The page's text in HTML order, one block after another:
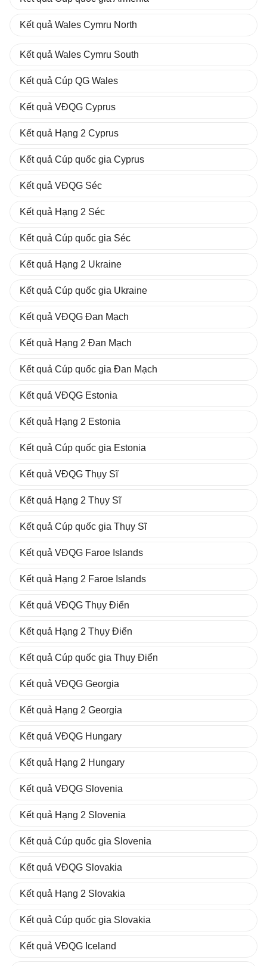
Kết quả Wales Cymru North
Kết quả Wales Cymru South
Kết quả Cúp QG Wales
Kết quả VĐQG Cyprus
Kết quả Hạng 2 Cyprus
Kết quả Cúp quốc gia Cyprus
Kết quả VĐQG Séc
Kết quả Hạng 2 Séc
Kết quả Cúp quốc gia Séc
Kết quả Hạng 2 Ukraine
Kết quả Cúp quốc gia Ukraine
Kết quả VĐQG Đan Mạch
Kết quả Hạng 2 Đan Mạch
Kết quả Cúp quốc gia Đan Mạch
Kết quả VĐQG Estonia
Kết quả Hạng 2 Estonia
Kết quả Cúp quốc gia Estonia
Kết quả VĐQG Thụy Sĩ
Kết quả Hạng 2 Thụy Sĩ
Kết quả Cúp quốc gia Thụy Sĩ
Kết quả VĐQG Faroe Islands
Kết quả Hạng 2 Faroe Islands
Kết quả VĐQG Thụy Điển
Kết quả Hạng 2 Thụy Điển
Kết quả Cúp quốc gia Thụy Điển
Kết quả VĐQG Georgia
Kết quả Hạng 2 Georgia
Kết quả VĐQG Hungary
Kết quả Hạng 2 Hungary
Kết quả VĐQG Slovenia
Kết quả Hạng 2 Slovenia
Kết quả Cúp quốc gia Slovenia
Kết quả VĐQG Slovakia
Kết quả Hạng 2 Slovakia
Kết quả Cúp quốc gia Slovakia
Kết quả VĐQG Iceland